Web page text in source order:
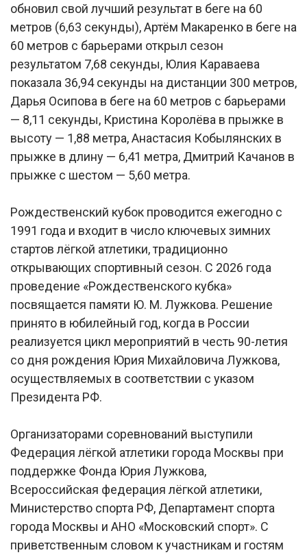
обновил свой лучший результат в беге на 60
метров (6,63 секунды), Артём Макаренко в беге на
60 метров с барьерами открыл сезон
результатом 7,68 секунды, Юлия Караваева
показала 36,94 секунды на дистанции 300 метров,
Дарья Осипова в беге на 60 метров с барьерами
— 8,11 секунды, Кристина Королёва в прыжке в
высоту — 1,88 метра, Анастасия Кобылянских в
прыжке в длину — 6,41 метра, Дмитрий Качанов в
прыжке с шестом — 5,60 метра.
Рождественский кубок проводится ежегодно с
1991 года и входит в число ключевых зимних
стартов лёгкой атлетики, традиционно
открывающих спортивный сезон. С 2026 года
проведение «Рождественского кубка»
посвящается памяти Ю. М. Лужкова. Решение
принято в юбилейный год, когда в России
реализуется цикл мероприятий в честь 90-летия
со дня рождения Юрия Михайловича Лужкова,
осуществляемых в соответствии с указом
Президента РФ.
Организаторами соревнований выступили
Федерация лёгкой атлетики города Москвы при
поддержке Фонда Юрия Лужкова,
Всероссийская федерация лёгкой атлетики,
Министерство спорта РФ, Департамент спорта
города Москвы и АНО «Московский спорт». С
приветственным словом к участникам и гостям